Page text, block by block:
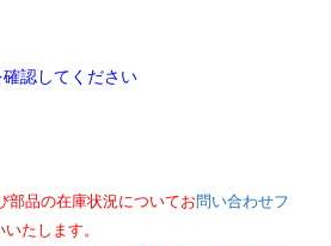
認してください
品の在庫状況についてお問い合わせフ
たします。